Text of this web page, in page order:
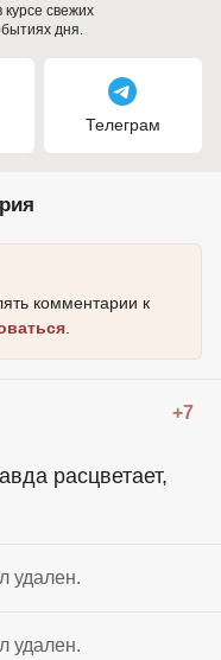
свежих
дня.
Телеграм
комментарии к
+7
расцветает,
удален.
удален.